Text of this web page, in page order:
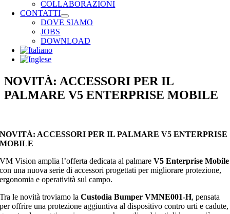
COLLABORAZIONI
CONTATTI
DOVE SIAMO
JOBS
DOWNLOAD
NOVITÀ: ACCESSORI PER IL
PALMARE V5 ENTERPRISE MOBILE
NOVITÀ: ACCESSORI PER IL PALMARE V5 ENTERPRISE
MOBILE
VM Vision amplia l’offerta dedicata al palmareV5 Enterprise Mobile
con una nuova serie di accessori progettati per migliorare protezione,
ergonomia e operatività sul campo.
Tra le novità troviamo laCustodia Bumper VMNE001-H, pensata
per offrire una protezione aggiuntiva al dispositivo contro urti e cadute,